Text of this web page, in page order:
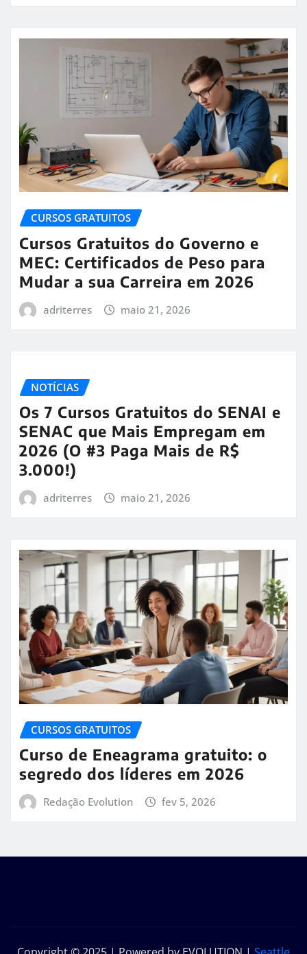
CURSOS GRATUITOS
Cursos Gratuitos do Governo e
MEC: Certificados de Peso para
Mudar a sua Carreira em 2026
adriterres maio 21, 2026
NOTÍCIAS
Os 7 Cursos Gratuitos do SENAI e
SENAC que Mais Empregam em
2026 (O #3 Paga Mais de R$
3.000!)
adriterres maio 21, 2026
CURSOS GRATUITOS
Curso de Eneagrama gratuito: o
segredo dos líderes em 2026
Redação Evolution fev 5, 2026